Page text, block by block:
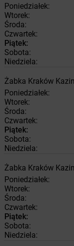
Poniedziałek:
Wtorek:
Środa:
Czwartek:
Piątek:
Sobota:
Niedziela:
Żabka Kraków
Poniedziałek:
Wtorek:
Środa:
Czwartek:
Piątek:
Sobota:
Niedziela:
Żabka Kraków
Poniedziałek:
Wtorek:
Środa:
Czwartek:
Piątek:
Sobota:
Niedziela: